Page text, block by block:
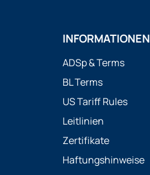
INFORMATIONEN
ADSp & Terms
BL Terms
US Tariff Rules
Leitlinien
Zertifikate
Haftungshinweise